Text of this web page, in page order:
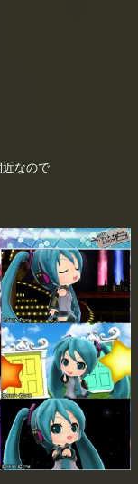
なので